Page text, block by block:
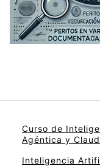
Curso de
Agéntica y
Inteligencia